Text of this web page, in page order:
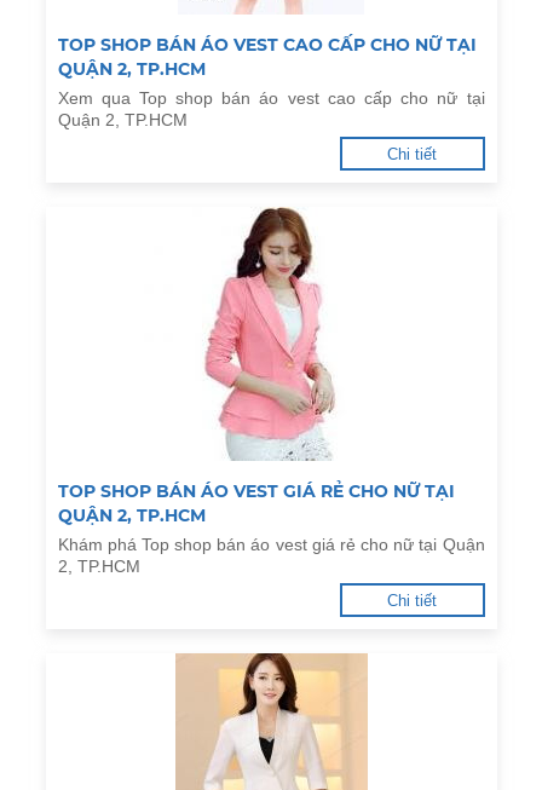
TOP SHOP BÁN ÁO VEST CAO CẤP CHO NỮ TẠI
QUẬN 2, TP.HCM
Xem qua Top shop bán áo vest cao cấp cho nữ tại
Quận 2, TP.HCM
Chi tiết
TOP SHOP BÁN ÁO VEST GIÁ RẺ CHO NỮ TẠI
QUẬN 2, TP.HCM
Khám phá Top shop bán áo vest giá rẻ cho nữ tại Quận
2, TP.HCM
Chi tiết